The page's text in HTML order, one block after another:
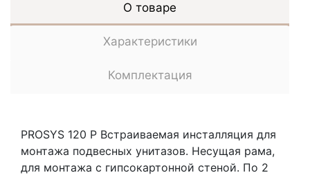
О товаре
Характеристики
Комплектация
PROSYS 120 P Встраиваемая инсталляция для
монтажа подвесных унитазов. Несущая рама,
для монтажа с гипсокартонной стеной. По 2